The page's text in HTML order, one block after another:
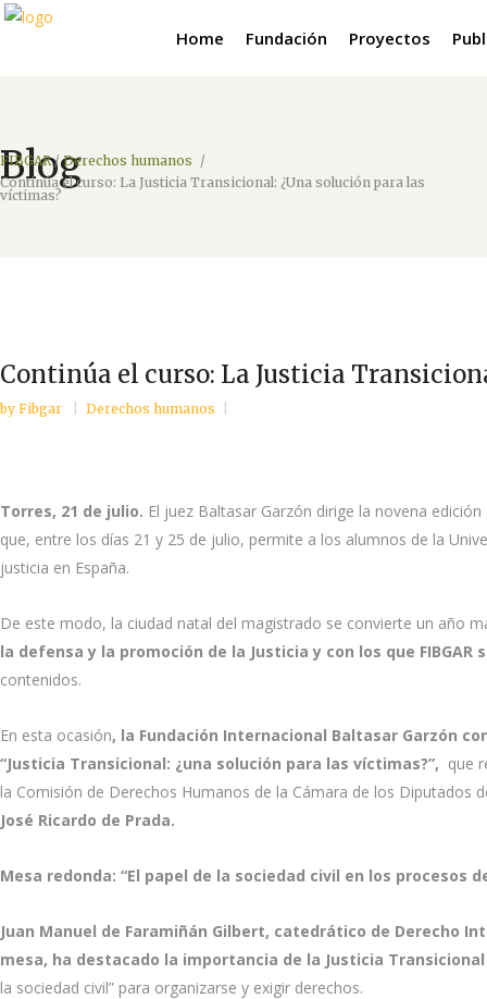
Home Fundación Proyectos
Blog
FIBGAR/Derechos humanos /
Continúa el curso: La Justicia Transicional: ¿Una solución para las
víctimas?
Continúa el curso: La Justicia
by Fibgar Derechos humanos
Torres, 21 de julio. El juez Baltasar Garzón dirige la novena
que, entre los días 21 y 25 de julio, permite a los alumnos de la
justicia en España.
De este modo, la ciudad natal del magistrado se convierte un año
la defensa y la promoción de la Justicia y con los que
contenidos.
En esta ocasión, la Fundación Internacional Baltasar Garzón
“Justicia Transicional: ¿una solución para las víctimas?”, que
la Comisión de Derechos Humanos de la Cámara de los Diputados
José Ricardo de Prada.
Mesa redonda: “El papel de la sociedad civil en los procesos
Juan Manuel de Faramiñán Gilbert, catedrático de Derecho
mesa, ha destacado la importancia de la Justicia Transicional
la sociedad civil” para organizarse y exigir derechos.